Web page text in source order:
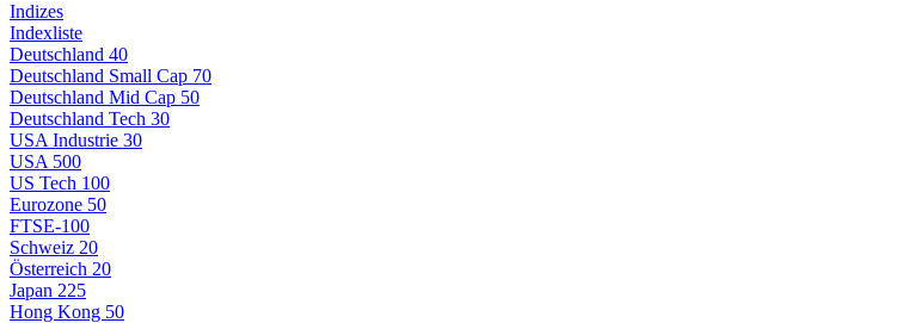
Indizes
Indexliste
Deutschland 40
Deutschland Small Cap 70
Deutschland Mid Cap 50
Deutschland Tech 30
USA Industrie 30
USA 500
US Tech 100
Eurozone 50
FTSE-100
Schweiz 20
Österreich 20
Japan 225
Hong Kong 50